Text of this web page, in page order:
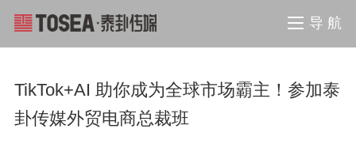
导 航
TikTok+AI 助你成为全球市场霸主！参加泰
卦传媒外贸电商总裁班